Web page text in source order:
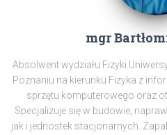
mgr
Absolwent wydziału Fizyki
Poznaniu na kierunku Fizyka z
sprzętu komputerowego oraz
Specjalizuje się w budowie,
jak i jednostek stacjonarnych.